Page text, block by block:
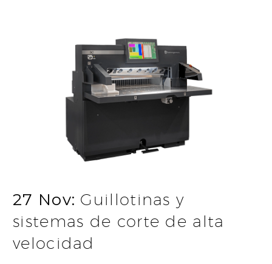
27 Nov: Guillotinas y
sistemas de corte de alta
velocidad